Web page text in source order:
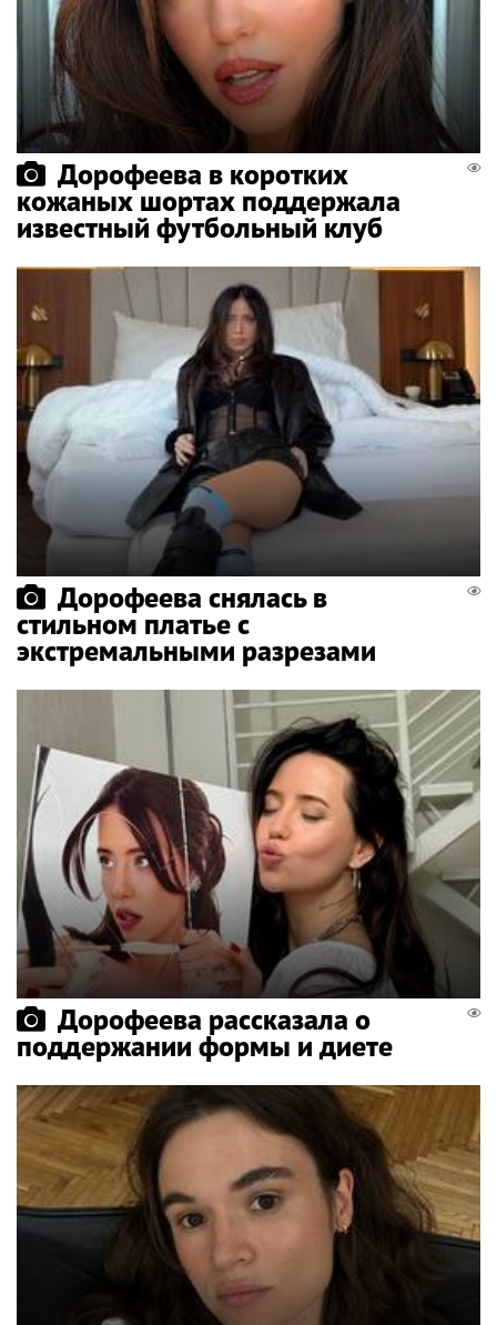
Дорофеева в коротких
кожаных шортах поддержала
известный футбольный клуб
Дорофеева снялась в
стильном платье с
экстремальными разрезами
Дорофеева рассказала о
поддержании формы и диете